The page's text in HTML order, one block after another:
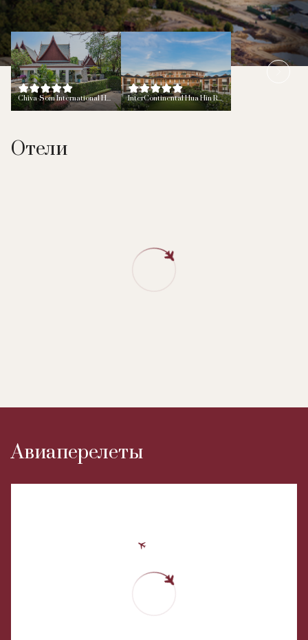
Chiva-Som International Health Resort Hua Hin (Hua Hin) InterContinental Hua Hin Resort (Hua Hin)
Отели
Авиаперелеты